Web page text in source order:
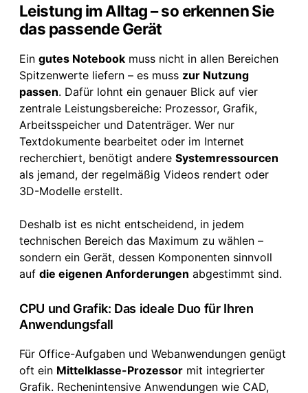
Leistung im Alltag – so erkennen Sie
das passende Gerät
Ein gutes Notebook muss nicht in allen Bereichen
Spitzenwerte liefern – es muss zur Nutzung
passen. Dafür lohnt ein genauer Blick auf vier
zentrale Leistungsbereiche: Prozessor, Grafik,
Arbeitsspeicher und Datenträger. Wer nur
Textdokumente bearbeitet oder im Internet
recherchiert, benötigt andere Systemressourcen
als jemand, der regelmäßig Videos rendert oder
3D-Modelle erstellt.
Deshalb ist es nicht entscheidend, in jedem
technischen Bereich das Maximum zu wählen –
sondern ein Gerät, dessen Komponenten sinnvoll
auf die eigenen Anforderungen abgestimmt sind.
CPU und Grafik: Das ideale Duo für Ihren
Anwendungsfall
Für Office-Aufgaben und Webanwendungen genügt
oft ein Mittelklasse-Prozessor mit integrierter
Grafik. Rechenintensive Anwendungen wie CAD,